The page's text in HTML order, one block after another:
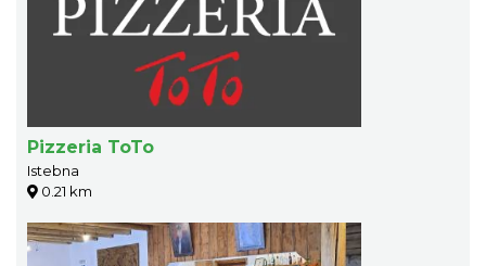
Pizzeria ToTo
Istebna
0.21 km